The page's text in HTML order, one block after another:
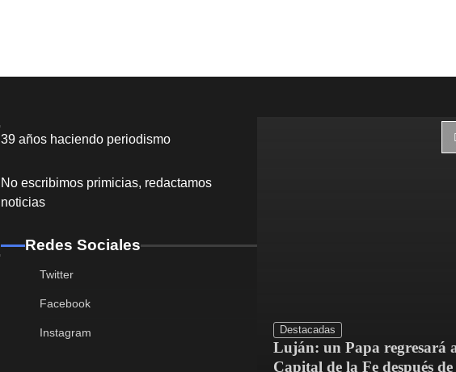
39 años haciendo periodismo
No escribimos primicias, redactamos
noticias
Redes Sociales
Twitter
Facebook
Instagram Destacadas
Luján: un Papa regresará
Capital de la Fe después